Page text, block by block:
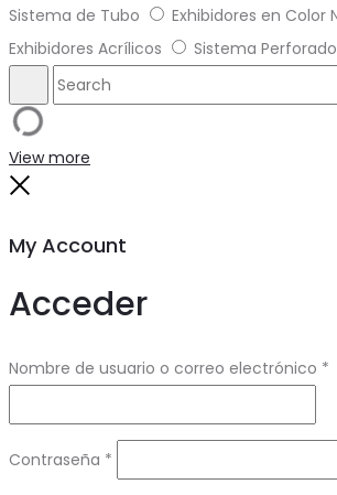
Sistema de Tubo
Exhibidores en Color
Exhibidores Acrílicos
Sistema Perforado
Search
View more
My Account
Acceder
Nombre de usuario o correo electrónico *
Contraseña *